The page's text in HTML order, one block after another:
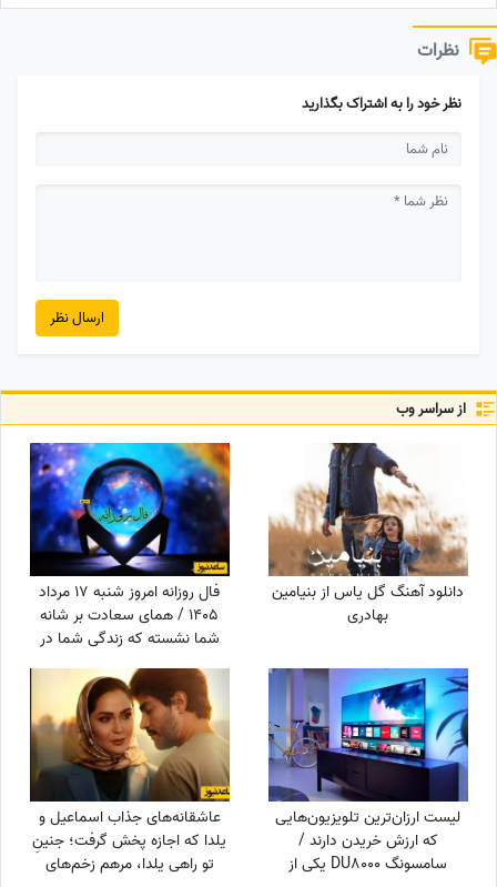
نظرات
نظر خود را به اشتراک بگذارید
ارسال نظر
از سراسر وب
دانلود آهنگ گل یاس از بنیامین
بهادری
فال روزانه امروز شنبه 17 مرداد
1405 / همای سعادت بر شانه
شما نشسته که زندگی شما در
آستانه تغییر بزرگ است — فال
امروز را از دست ندهید!
لیست ارزان‌ترین تلویزیون‌هایی
که ارزش خریدن دارند /
سامسونگ DU8000 یکی از
عاشقانه‌های جذاب اسماعیل و
یلدا که اجازه پخش گرفت؛ جنینِ
تو راهی یلدا، مرهم زخم‌های